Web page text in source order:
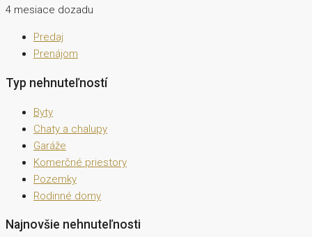
4 mesiace dozadu
Predaj
Prenájom
Typ nehnuteľností
Byty
Chaty a chalupy
Garáže
Komerčné priestory
Pozemky
Rodinné domy
Najnovšie nehnuteľnosti